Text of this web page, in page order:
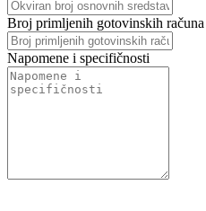
Broj primljenih gotovinskih računa
Napomene i specifičnosti